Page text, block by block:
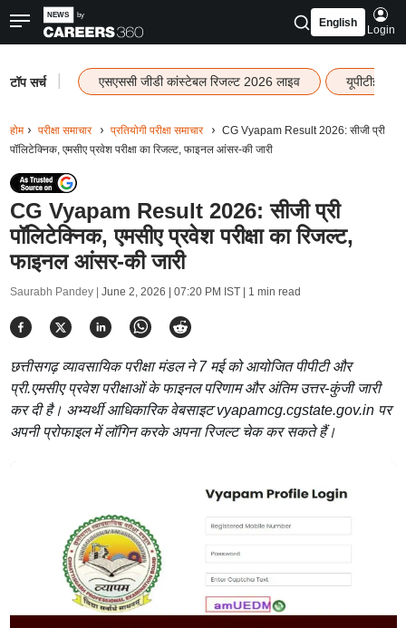
English
Login
टॉप सर्च एसएससी जीडी कांस्टेबल रिजल्ट 2026 लाइव यूपीटीईटी
होम परीक्षा समाचार प्रतियोगी परीक्षा समाचार
CG Vyapam Result 2026: सीजी प्री
पॉलिटेक्निक, एमसीए प्रवेश परीक्षा का रिजल्ट, फाइनल आंसर-की जारी
CG Vyapam Result 2026: सीजी प्री
पॉलिटेक्निक, एमसीए प्रवेश परीक्षा का रिजल्ट,
फाइनल आंसर-की जारी
Saurabh Pandey | June 2, 2026 | 07:20 PM IST| 1 min read
छत्तीसगढ़ व्यावसायिक परीक्षा मंडल ने 7 मई को आयोजित पीपीटी और
प्री.एमसीए प्रवेश परीक्षाओं के फाइनल परिणाम और अंतिम उत्तर-कुंजी जारी
कर दी है। अभ्यर्थी आधिकारिक वेबसाइट vyapamcg.cgstate.gov.in पर
अपनी प्रोफाइल में लॉगिन करके अपना रिजल्ट चेक कर सकते हैं।